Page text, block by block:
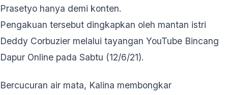
Prasetyo hanya demi konten.
Pengakuan tersebut dingkapkan oleh mantan istri
Deddy Corbuzier melalui tayangan YouTube Bincang
Dapur Online pada Sabtu (12/6/21).
Bercucuran air mata, Kalina membongkar